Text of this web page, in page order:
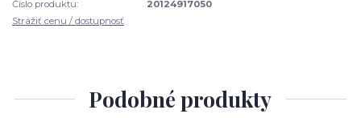
Číslo produktu:
20124917050
Strážiť cenu / dostupnosť
Podobné produkty